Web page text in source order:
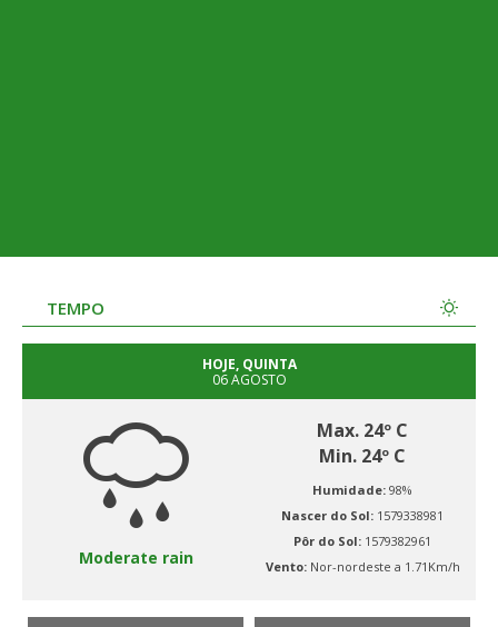
TEMPO
HOJE, QUINTA
06 AGOSTO
Moderate rain
Max. 24º C
Min. 24º C
Humidade: 98%
Nascer do Sol: 1579338981
Pôr do Sol: 1579382961
Vento: Nor-nordeste a 1.71Km/h